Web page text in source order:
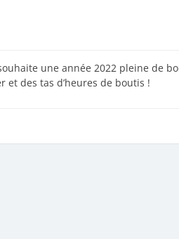
une année 2022 pleine de
et des tas d’heures de boutis !